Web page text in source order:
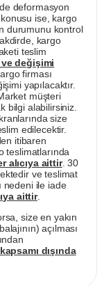
deformasyon
ise, kargo
durumunu kontrol
kargo
teslim
değişimi
firması
yapılacaktır.
müşteri
bilgi alabilirsiniz.
size
edilecektir.
itibaren
teslimatlarında
alıcıya aittir. 30
ve teslimat
nedeni ile iade
aittir.
size en yakın
açılması
dışında